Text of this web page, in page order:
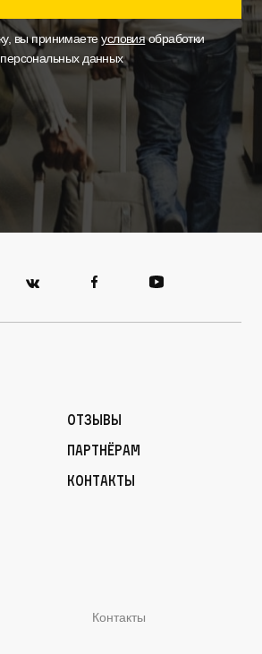
вы принимаетеусловияобработки
персональных данных
Отзывы
Партнёрам
Контакты
Контакты